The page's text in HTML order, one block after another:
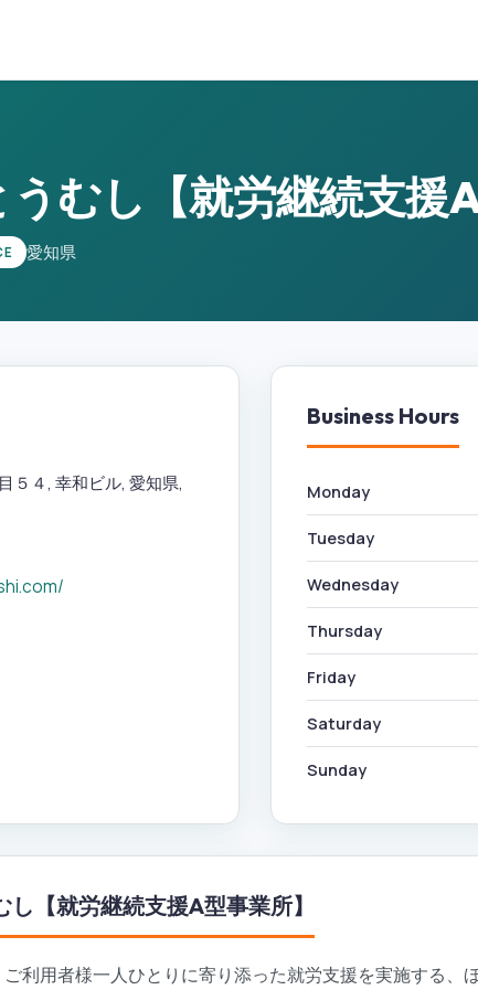
むし【就労継続支援A
愛知県
５４, 幸和ビル, 愛知県,
Business Hours
Monday
Tuesday
Wednesday
Thursday
Friday
Saturday
Sunday
【就労継続支援A型事業所】
利用者様一人ひとりに寄り添った就労支援を実施する、